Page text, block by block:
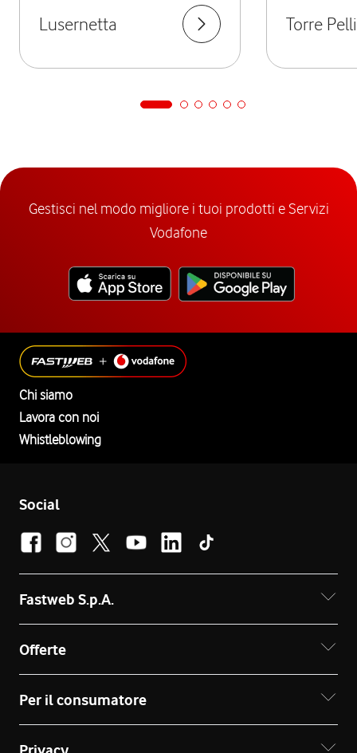
Lusernetta Torre
Gestisci nel modo migliore i tuoi prodotti e Servizi
Vodafone
Chi siamo
Lavora con noi
Whistleblowing
Social
Fastweb S.p.A.
Offerte
Per il consumatore